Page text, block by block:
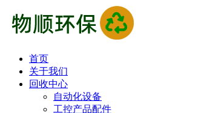
首页
关于我们
回收中心
自动化设备
工控产品配件